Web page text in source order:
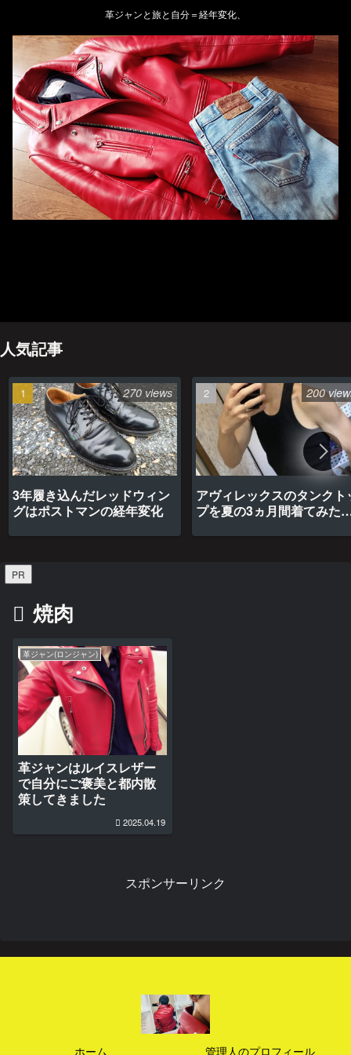
革ジャンと旅と自分＝経年変化、
人気記事
3年履き込んだレッドウィン
グはポストマンの経年変化
270 views
アヴィレックスのタンクト
プを夏の3ヵ月間着てみた
200
PR
焼肉
革ジャン(ロンジャン)
革ジャンはルイスレザー
で自分にご褒美と都内散
策してきました
2025.04.19
スポンサーリンク
ホーム 管理人のプロフィール